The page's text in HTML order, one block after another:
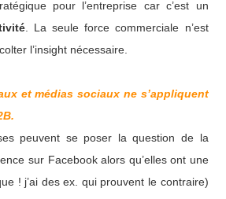
pour l’entreprise car c’est un
. La seule force commerciale n’est
l’insight nécessaire.
et médias sociaux ne s’appliquent
peuvent se poser la question de la
sur Facebook alors qu’elles ont une
! j’ai des ex. qui prouvent le contraire)